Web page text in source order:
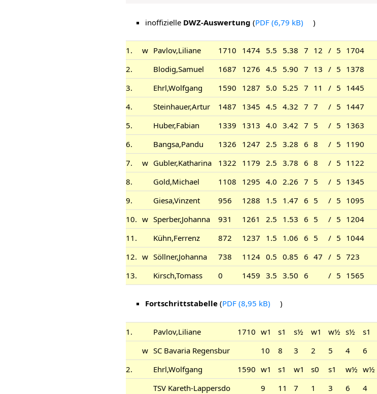
inoffizielle DWZ-Auswertung (PDF )
1. w Pavlov,Liliane 1710 1474 5.5 5.38 7 12 / 5 1704
2.
Blodig,Samuel 1687 1276 4.5 5.90 7 13 / 5 1378
3.
Ehrl,Wolfgang 1590 1287 5.0 5.25 7 11 / 5 1445
4.
Steinhauer,Artur 1487 1345 4.5 4.32 7 7 / 5 1447
5.
Huber,Fabian 1339 1313 4.0 3.42 7 5 / 5 1363
6.
Bangsa,Pandu 1326 1247 2.5 3.28 6 8 / 5 1190
7.
w Gubler,Katharina 1322 1179 2.5 3.78 6 8 / 5 1122
8.
Gold,Michael 1108 1295 4.0 2.26 7 5 / 5 1345
9.
Giesa,Vinzent 956 1288 1.5 1.47 6 5 / 5 1095
10. w Sperber,Johanna 931 1261 2.5 1.53 6 5 / 5 1204
11.
Kühn,Ferrenz 872 1237 1.5 1.06 6 5 / 5 1044
12. w Söllner,Johanna 738 1124 0.5 0.85 6 47 / 5 723
13.
Kirsch,Tomass 0 1459 3.5 3.50 6 / 5 1565
Fortschrittstabelle(PDF )
1. Pavlov,Liliane 1710 w1 s1 s½ w1 w½ s½ s1
w SC Bavaria Regensbur 10 8 3 2 5 4
6
2.
Ehrl,Wolfgang 1590 w1 s1 w1 s0 s1 w½ w½
TSV Kareth-Lappersdo
9 11 7 1 3 6
4